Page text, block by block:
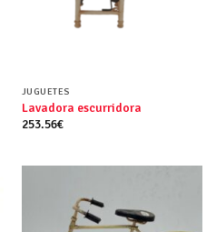
JUGUETES
Lavadora escurridora
253.56€